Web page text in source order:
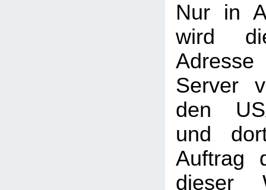
Nur in
wird
Server
den
und
Auftrag
dieser